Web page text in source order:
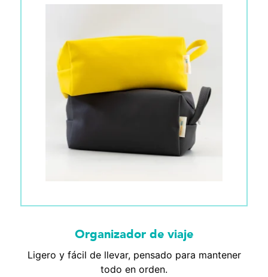
Organizador de viaje
Ligero y fácil de llevar, pensado para mantener
todo en orden.